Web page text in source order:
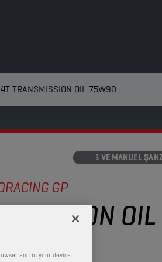
TRANSMISSION OIL 75W90
AKS VE MANUEL
GP
OIL
and in your device.